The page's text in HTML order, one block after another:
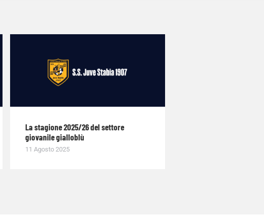
La stagione 2025/26 del settore
giovanile gialloblù
11 Agosto 2025